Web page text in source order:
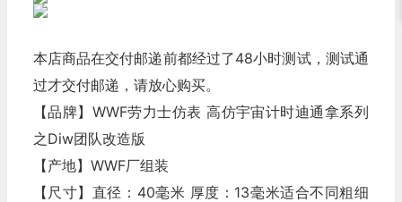
本店商品在交付邮递前都经过了48小时测试，测试通
过才交付邮递，请放心购买。
【品牌】WWF劳力士仿表 高仿宇宙计时迪通拿系列
之Diw团队改造版
【产地】WWF厂组装
【尺寸】直径：40毫米 厚度：13毫米适合不同粗细